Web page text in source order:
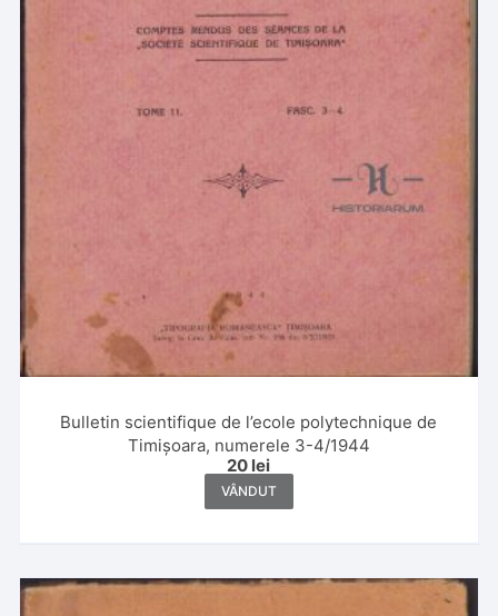
Bulletin scientifique de l’ecole polytechnique de
Timișoara, numerele 3-4/1944
20 lei
VÂNDUT